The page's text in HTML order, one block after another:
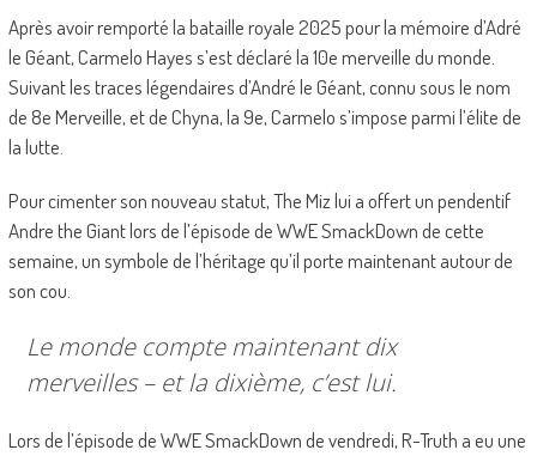
Après avoir remporté la bataille royale 2025 pour la mémoire d’Adré
le Géant, Carmelo Hayes s’est déclaré la 10e merveille du monde.
Suivant les traces légendaires d’André le Géant, connu sous le nom
de 8e Merveille, et de Chyna, la 9e, Carmelo s’impose parmi l’élite de
la lutte.
Pour cimenter son nouveau statut, The Miz lui a offert un pendentif
Andre the Giant lors de l’épisode de WWE SmackDown de cette
semaine, un symbole de l’héritage qu’il porte maintenant autour de
son cou.
Le monde compte maintenant dix
merveilles – et la dixième, c’est lui.
Lors de l’épisode de WWE SmackDown de vendredi, R-Truth a eu une